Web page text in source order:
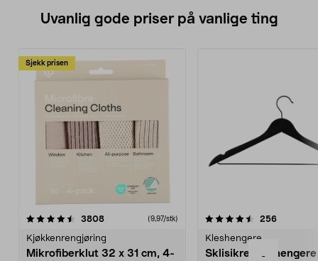
-
Uvanlig gode priser på vanlige ting
Sjekk prisen
3808anmeldelser(9,97/stk)
Kjøkkenrengjøring
Mikrofiberklut 32 x 31 cm, 4-
4.5av 5 stjerner 256
Kleshengere
Sklisikre
4.5av 5 stjerner